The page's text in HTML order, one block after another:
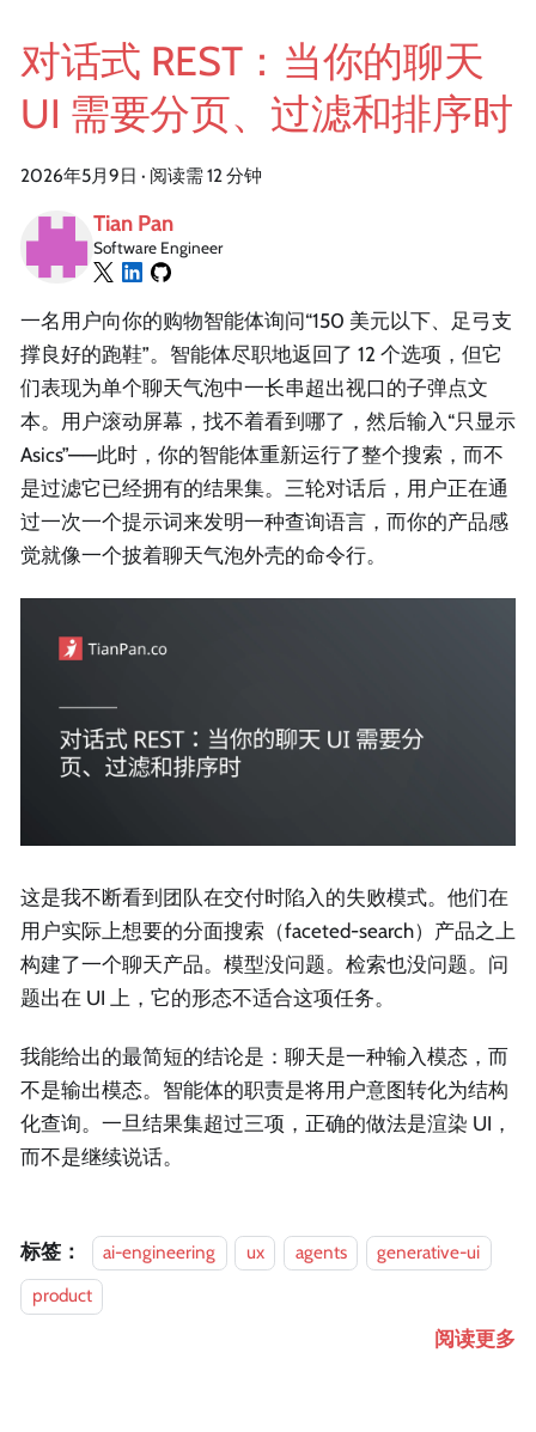
对话式 REST：当你的聊天
UI 需要分页、过滤和排序时
2026年5月9日 · 阅读需 12 分钟
Tian Pan
Software Engineer
一名用户向你的购物智能体询问“150 美元以下、足弓支
撑良好的跑鞋”。智能体尽职地返回了 12 个选项，但它
们表现为单个聊天气泡中一长串超出视口的子弹点文
本。用户滚动屏幕，找不着看到哪了，然后输入“只显示
Asics”——此时，你的智能体重新运行了整个搜索，而不
是过滤它已经拥有的结果集。三轮对话后，用户正在通
过一次一个提示词来发明一种查询语言，而你的产品感
觉就像一个披着聊天气泡外壳的命令行。
这是我不断看到团队在交付时陷入的失败模式。他们在
用户实际上想要的分面搜索（faceted-search）产品之上
构建了一个聊天产品。模型没问题。检索也没问题。问
题出在 UI 上，它的形态不适合这项任务。
我能给出的最简短的结论是：聊天是一种输入模态，而
不是输出模态。智能体的职责是将用户意图转化为结构
化查询。一旦结果集超过三项，正确的做法是渲染 UI，
而不是继续说话。
标签： ai-engineering ux agents
generative-ui
product
阅读更多